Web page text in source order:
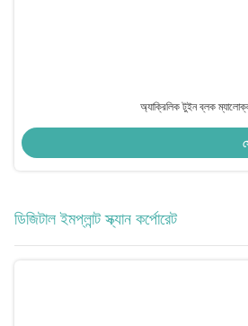
অ্যাক্রিলিক টুইন ব্লক
ডিজিটাল ইমপ্লান্ট স্ক্যান কর্পোরেট